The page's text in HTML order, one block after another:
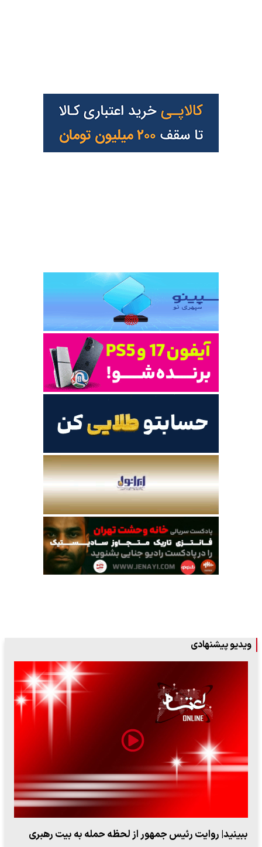
ویدیو پیشنهادی
ببینید| روایت رئیس جمهور از لحظه حمله به بیت رهبری